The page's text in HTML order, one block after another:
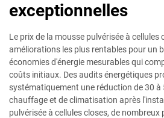
exceptionnelles
Le prix de la mousse pulvérisée à cellules
améliorations les plus rentables pour un
économies d'énergie mesurables qui
coûts initiaux. Des audits énergétiques
systématiquement une réduction de 30 à
chauffage et de climatisation après
pulvérisée à cellules closes, de